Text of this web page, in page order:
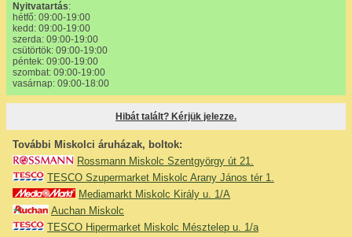
Nyitvatartás:
hétfő: 09:00-19:00
kedd: 09:00-19:00
szerda: 09:00-19:00
csütörtök: 09:00-19:00
péntek: 09:00-19:00
szombat: 09:00-19:00
vasárnap: 09:00-18:00
Hibát talált? Kérjük jelezze.
További Miskolci áruházak, boltok:
Rossmann Miskolc Szentgyörgy út 21.
TESCO Szupermarket Miskolc Arany János tér 1.
Mediamarkt Miskolc Király u. 1/A
Auchan Miskolc
TESCO Hipermarket Miskolc Mésztelep u. 1/a